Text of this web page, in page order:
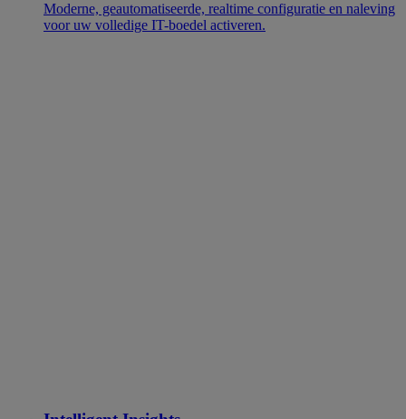
Moderne, geautomatiseerde, realtime configuratie en naleving
voor uw volledige IT-boedel activeren.